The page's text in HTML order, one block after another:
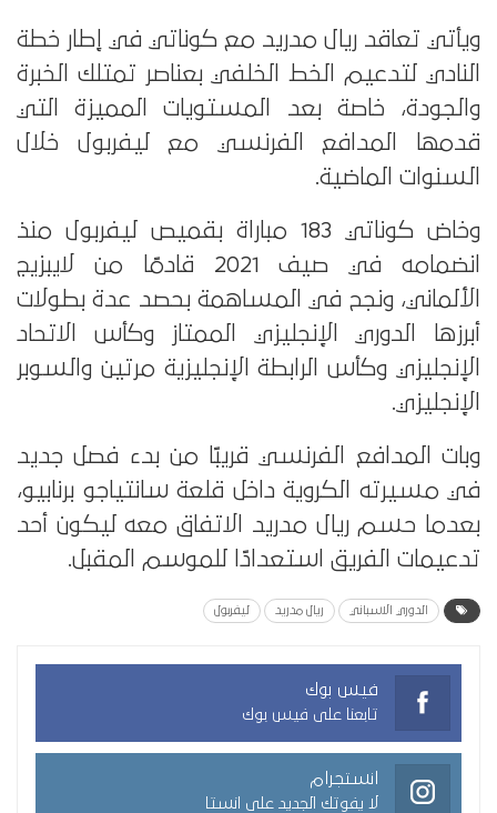
ويأتي تعاقد ريال مدريد مع كوناتي في إطار خطة
النادي لتدعيم الخط الخلفي بعناصر تمتلك الخبرة
والجودة، خاصة بعد المستويات المميزة التي
قدمها المدافع الفرنسي مع ليفربول خلال
السنوات الماضية.
وخاض كوناتي 183 مباراة بقميص ليفربول منذ
انضمامه في صيف 2021 قادمًا من لايبزيج
الألماني، ونجح في المساهمة بحصد عدة بطولات
أبرزها الدوري الإنجليزي الممتاز وكأس الاتحاد
الإنجليزي وكأس الرابطة الإنجليزية مرتين والسوبر
الإنجليزي.
وبات المدافع الفرنسي قريبًا من بدء فصل جديد
في مسيرته الكروية داخل قلعة سانتياجو برنابيو،
بعدما حسم ريال مدريد الاتفاق معه ليكون أحد
تدعيمات الفريق استعدادًا للموسم المقبل.
الدوري الاسباني ريال مدريد ليفربول
فيس بوك
تابعنا على فيس بوك
انستجرام
لا يفوتك الجديد على انستا